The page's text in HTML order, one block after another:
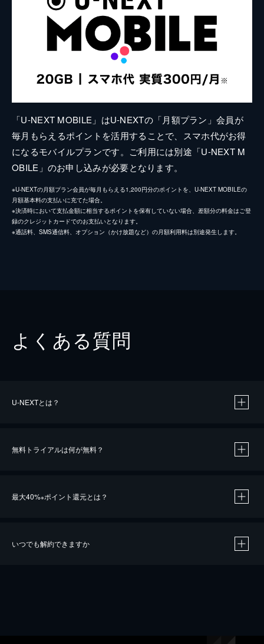
「U-NEXT MOBILE」はU-NEXTの「月額プラン」会員が
毎月もらえるポイントを活用することで、スマホ代がお得
になるモバイルプランです。ご利用には別途「U-NEXT M
OBILE」のお申し込みが必要となります。
※U-NEXTの月額プラン会員が毎月もらえる1,200円分のポイントを、U-NEXT MOBILEの
月額基本料の支払いに充てた場合。
※決済時において支払金額に相当するポイントを保有していない場合、差額分の料金はご登
録のクレジットカードでのお支払いとなります。
※通話料、SMS通信料、オプション（かけ放題など）の月額利用料は別途発生します。
よくある質問
U-NEXTとは？
無料トライアルは何が無料？
最大40%※ポイント還元とは？
いつでも解約できますか